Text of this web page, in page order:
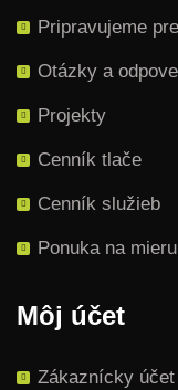
Pripravujeme
Otázky a
Projekty
Cenník tlače
Cenník služieb
Ponuka na mieru
Môj účet
Zákaznícky účet